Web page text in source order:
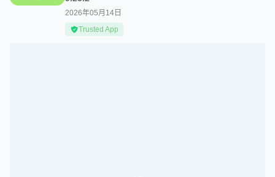
2026年05月14日
Trusted App